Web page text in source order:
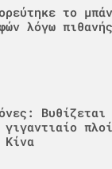
το
λόγω
Κίνα